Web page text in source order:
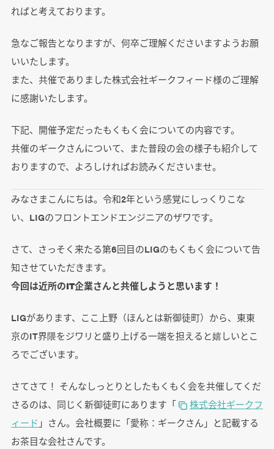
ればと考えております。
急なご報告となりますが、何卒ご理解くださいますようお願
いいたします。
また、共催でありました株式会社ギークフィード様のご理解
に感謝いたします。
下記、開催予定だったもくもく会についての内容です。
共催のギークさんについて、また普段の会の様子も紹介して
おりますので、よろしければお読みくださいませ。
みなさまこんにちは。令和2年という感覚にしっくりこな
い、LIGのフロントエンドエンジニアのザワです。
さて、さっそく来たる第6回目のLIGのもくもく会について告
知させていただきます。
今回は近所のIT企業さんと共催しようと思います！
LIGがあります、ここ上野（ほんとは新御徒町）から、東東
京のIT界隈をジワリと盛り上げる一端を担えると嬉しいとこ
ろでございます。
さてさて！ そんなしっとりとしたもくもく会を共催してくだ
さるのは、同じく新御徒町にあります「
株式会社ギークフ
ィード 」さん。会社概要に「愛称：ギークさん」と記載する
お茶目な会社さんです。